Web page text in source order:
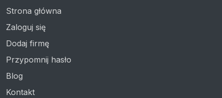
Strona główna
Zaloguj się
Dodaj firmę
Przypomnij hasło
Blog
Kontakt